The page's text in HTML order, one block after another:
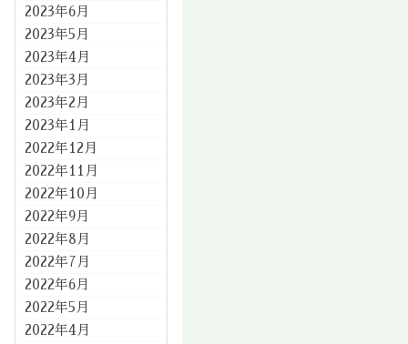
2023年6月
2023年5月
2023年4月
2023年3月
2023年2月
2023年1月
2022年12月
2022年11月
2022年10月
2022年9月
2022年8月
2022年7月
2022年6月
2022年5月
2022年4月